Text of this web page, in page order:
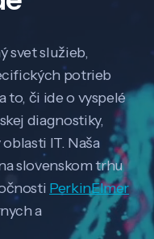
svet služieb,
potrieb
to, či ide o vyspelé
diagnostiky,
IT. Naša
slovenskom trhu
PerkinElmer
a